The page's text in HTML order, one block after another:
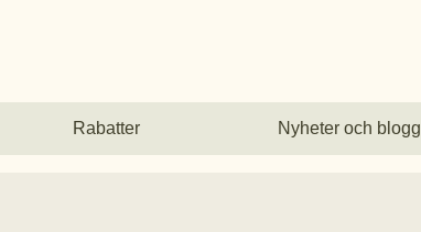
Rabatter Nyheter och blogg